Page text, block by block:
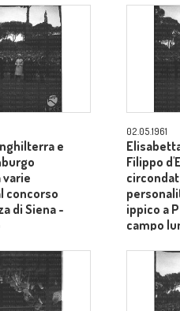
e
varie
concorso
di Siena -
02.05.1961
Filippo
ippico a
campo